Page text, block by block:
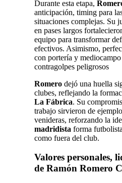
Durante esta etapa,
anticipación, timing para
situaciones complejas. Su
en pases largos
equipo para transformar
efectivos. Asimismo,
con portería y
contragolpes peligrosos
Romero dejó una huella
clubes, reflejando la
La Fábrica. Su
trabajo sirvieron de
venideras, reforzando la
madridista forma
como fuera del club.
Valores personales,
de Ramón Romero